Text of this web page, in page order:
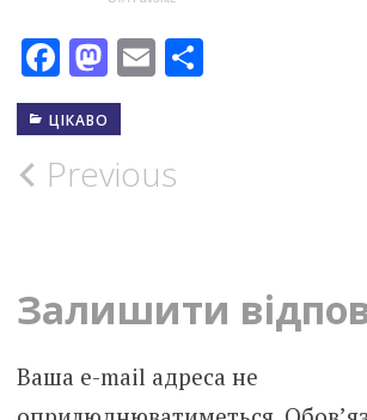
Facebook
Mastodon
Email
ЦІКАВО
Post
Previous
Залишити
Ваша e-mail адреса не